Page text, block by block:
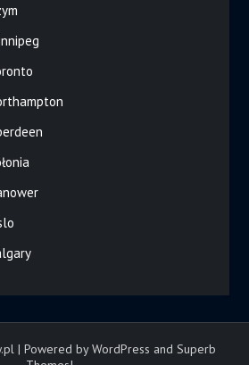
| Powered by WordPress and Superb